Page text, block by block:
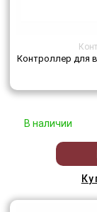
Контроллер для
В наличии